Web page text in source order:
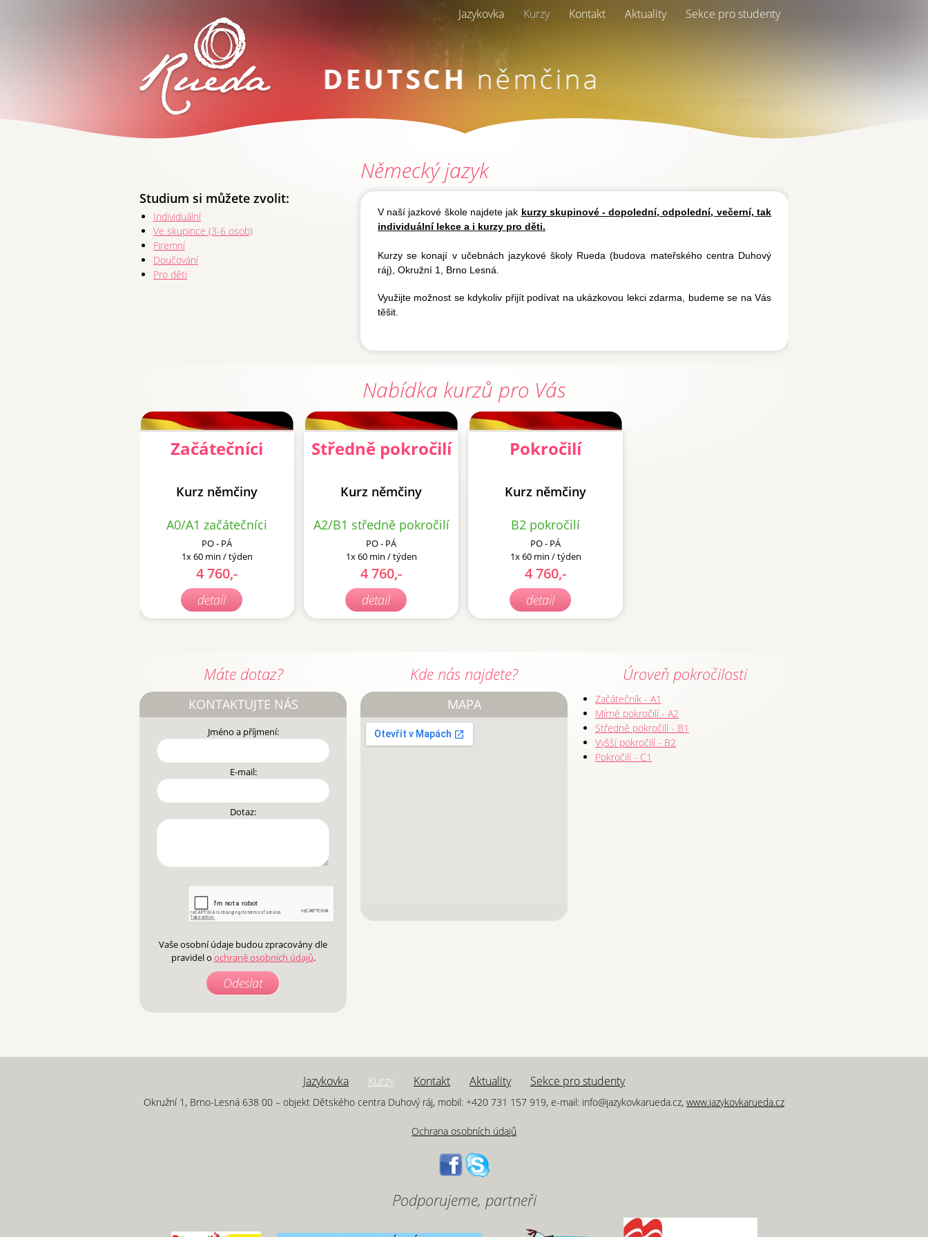
Jazykovka Kurzy Kontakt Aktuality Sekce pro studenty
Německý jazyk
Studium si můžete zvolit:
Individuální
Ve skupince (3-6 osob)
Firemní
Doučování
Pro děti
V naší jazkové škole najdete jak kurzy skupinové - dopolední, odpolední, večerní, tak
individuální lekce a i kurzy pro děti.
Kurzy se konají v učebnách jazykové školy Rueda (budova mateřského centra Duhový
ráj), Okružní 1, Brno Lesná.
Využijte možnost se kdykoliv přijít podívat na ukázkovou lekcizdarma , budeme se na Vás
těšit.
Nabídka kurzů pro Vás
Začátečníci
Kurz němčiny
A0/A1 začátečníci
PO - PÁ
1x 60 min / týden
4 760,-
detail
Středně pokročilí
Kurz němčiny
A2/B1 středně pokročilí
PO - PÁ
1x 60 min / týden
4 760,-
detail
Pokročilí
Kurz němčiny
B2 pokročilí
PO - PÁ
1x 60 min / týden
4 760,-
detail
Máte dotaz?
KONTAKTUJTE NÁS
Jméno a příjmení:
E-mail:
Dotaz:
Vaše osobní údaje budou zpracovány dle
pravidel o ochraně osobních údajů.
Kde nás najdete?
MAPA
Úroveň pokročilosti
Začátečník - A1
Mírně pokročilí - A2
Středně pokročilí - B1
Vyšší pokročilí - B2
Pokročilí - C1
Jazykovka Kurzy Kontakt Aktuality Sekce pro studenty
Okružní 1, Brno-Lesná 638 00 – objekt Dětského centra Duhový ráj, mobil: +420 731 157 919, e-mail: info@jazykovkarueda.cz, www.jazykovkarueda.cz
Ochrana osobních údajů
Podporujeme, partneři